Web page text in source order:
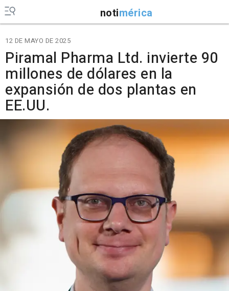
notimérica
12 DE MAYO DE 2025
Piramal Pharma Ltd. invierte 90
millones de dólares en la
expansión de dos plantas en
EE.UU.